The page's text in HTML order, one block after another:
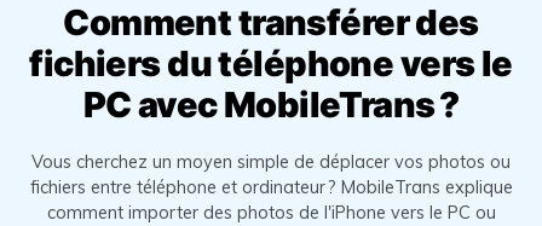
Comment transférer des
fichiers du téléphone vers le
PC avec MobileTrans ?
Vous cherchez un moyen simple de déplacer vos photos ou
fichiers entre téléphone et ordinateur ? MobileTrans explique
comment importer des photos de l'iPhone vers le PC ou